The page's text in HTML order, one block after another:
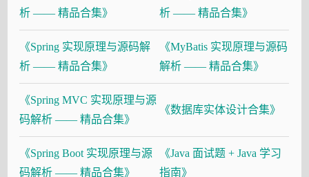
析 —— 精品合集》
析 —— 精品合集》
《Spring 实现原理与源码解
析 —— 精品合集》
《MyBatis 实现原理与源码
解析 —— 精品合集》
《Spring MVC 实现原理与源
码解析 —— 精品合集》
《数据库实体设计合集》
《Spring Boot 实现原理与源
码解析 —— 精品合集》
《Java 面试题 + Java 学习
指南》